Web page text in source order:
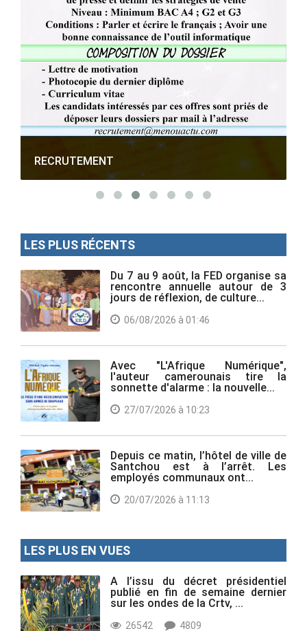
RECRUTEMENT
LES PLUS RÉCENTS
Du 7 au 9 août, la FED organise sa
rencontre annuelle autour de 3
jours de réflexion, de culture...
06/08/2026 à 01:46
Avec "L'Afrique Numérique",
l'auteur camerounais tire la
sonnette d'alarme : la nouvelle...
27/07/2026 à 10:23
Depuis ce matin, l’hôtel de ville de
Santchou est à l’arrêt. Les
employés communaux ont...
20/07/2026 à 11:13
LES PLUS EN VUES
A l’issu du décret présidentiel
publié en fin de semaine dernier
sur les ondes de la Crtv, ...
26542 4809